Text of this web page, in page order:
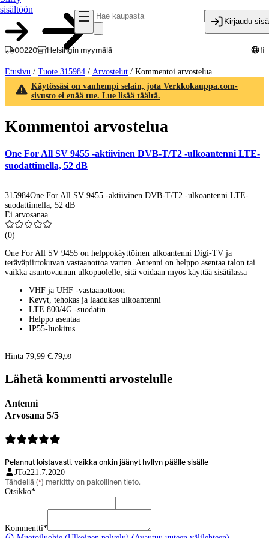
sisältöön
Kirjaudu
00220 Helsingin myymälä fi
Etusivu / Tuote 315984 / Arvostelut / Kommentoi arvostelua
Käytössäsi on vanhempi selain, jota Verkkokauppa.com-
sivusto ei enää tue. Lue lisää täältä.
Kommentoi arvostelua
One For All SV 9455 -aktiivinen DVB-T/T2 -ulkoantenni LTE-
suodattimella, 52 dB
315984One For All SV 9455 -aktiivinen DVB-T/T2 -ulkoantenni LTE-
suodattimella, 52 dB
Ei arvosanaa
(0)
One For All SV 9455 on helppokäyttöinen ulkoantenni Digi-TV ja
teräväpiirtokuvan vastaanottoa varten. Antenni on helppo asentaa talon tai
vaikka asuntovaunun ulkopuolelle, sitä voidaan myös käyttää sisätilassa
VHF ja UHF -vastaanottoon
Kevyt, tehokas ja laadukas ulkoantenni
LTE 800/4G -suodatin
Helppo asentaa
IP55-luokitus
Hinta 79,99 €. 79,99
Lähetä kommentti arvostelulle
Antenni
Arvosana 5/5
Pelannut loistavasti, vaikka onkin jäänyt hyllyn päälle sisälle
JTo221.7.2020
Tähdellä (*) merkitty on pakollinen tieto.
Otsikko*
Kommentti*